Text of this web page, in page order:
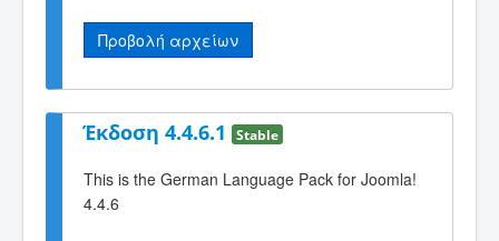
Προβολή αρχείων
Έκδοση 4.4.6.1 Stable
This is the German Language Pack for Joomla!
4.4.6